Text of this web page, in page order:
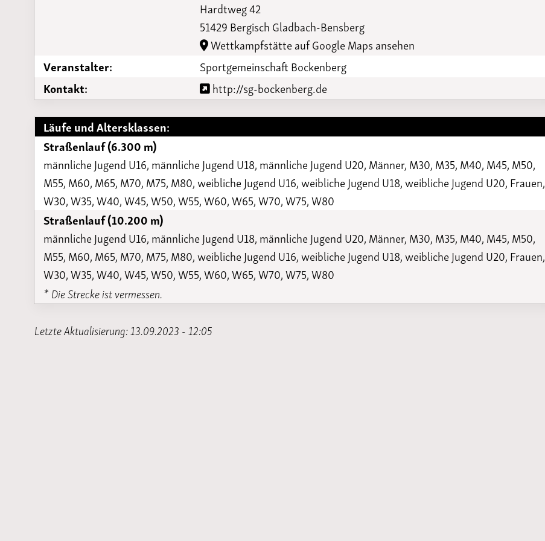
LSB-
Schutzkonzeptgenerator
Laufveranstaltertagungen
2023
Hardtweg 42
51429 Bergisch Gladbach-Bensberg
Wettkampfstätte auf Google Maps ansehen
Veranstalter:
Sportgemeinschaft Bockenberg
Kontakt:
http://sg-bockenberg.de
Läufe und Altersklassen:
Straßenlauf (6.300 m)
männliche Jugend U16, männliche Jugend U18, männliche Jugend U20, Männer, M30, M35, M40, M45, M50,
M55, M60, M65, M70, M75, M80, weibliche Jugend U16, weibliche Jugend U18, weibliche Jugend U20, Frauen,
W30, W35, W40, W45, W50, W55, W60, W65, W70, W75, W80
Straßenlauf (10.200 m)
männliche Jugend U16, männliche Jugend U18, männliche Jugend U20, Männer, M30, M35, M40, M45, M50,
M55, M60, M65, M70, M75, M80, weibliche Jugend U16, weibliche Jugend U18, weibliche Jugend U20, Frauen,
W30, W35, W40, W45, W50, W55, W60, W65, W70, W75, W80
* Die Strecke ist vermessen.
Letzte Aktualisierung: 13.09.2023 - 12:05